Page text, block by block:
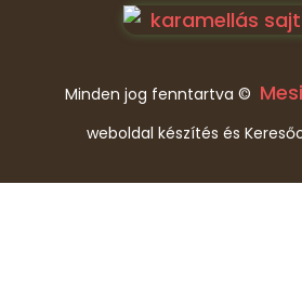
Minden jog fenntartva ©
weboldal készítés és